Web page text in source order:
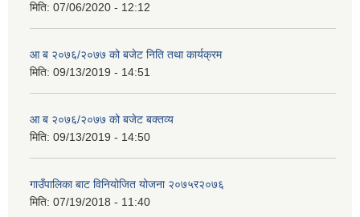
मिति: 07/06/2020 - 12:12
आ ब २०७६/२०७७ को बजेट निति तथा कार्यक्रम
मिति: 09/13/2019 - 14:51
आ ब २०७६/२०७७ को बजेट बक्तव्य
मिति: 09/13/2019 - 14:50
गाउँपालिका बाट विनियोजित योजना २०७५र२०७६
मिति: 07/19/2018 - 11:40